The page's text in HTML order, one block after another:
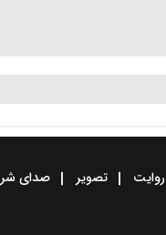
روایت تصویر صدای